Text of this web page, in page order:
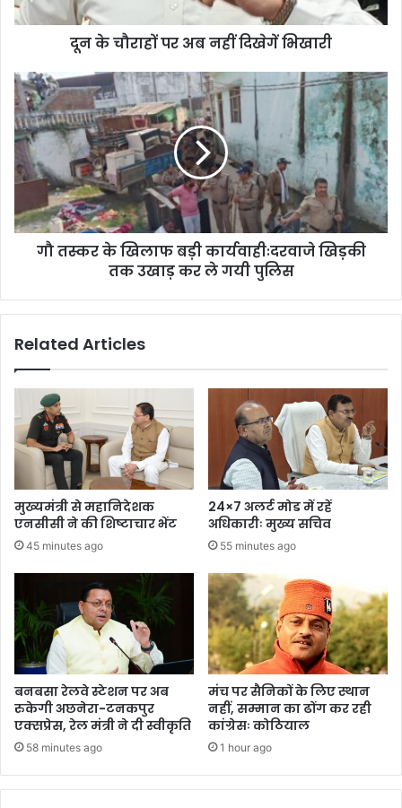
र
अ
हीं
दि
खे
गें
भि
खा
दून के चौराहों पर अब नहीं दिखेगें भिखारी
गौ
त
स्क
र
के
खि
फ
ब
द
खि
ड़
की
उ
खा
ड़
क
ले
ग
यी
पु
स
गौ तस्कर के खिलाफ बड़ी कार्यवाहीःदरवाजे खिड़की
तक उखाड़ कर ले गयी पुलिस
Related Articles
मुख्यमंत्री से महानिदेशक
एनसीसी ने की शिष्टाचार भेंट
45 minutes ago
24×7 अलर्ट मोड में रहें
अधिकारीः मुख्य सचिव
55 minutes ago
बनबसा रेलवे स्टेशन पर अब
रुकेगी अछनेरा-टनकपुर
एक्सप्रेस, रेल मंत्री ने दी स्वीकृति
58 minutes ago
मंच पर सैनिकों के लिए स्थान
नहीं, सम्मान का ढोंग कर रही
कांग्रेसः कोठियाल
1 hour ago